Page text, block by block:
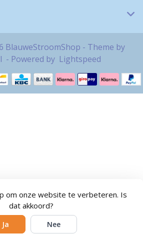
om onze website te verbeteren. Is
dat akkoord?
Ja Nee
BlauweStroomShop - Theme by
- Powered by Lightspeed